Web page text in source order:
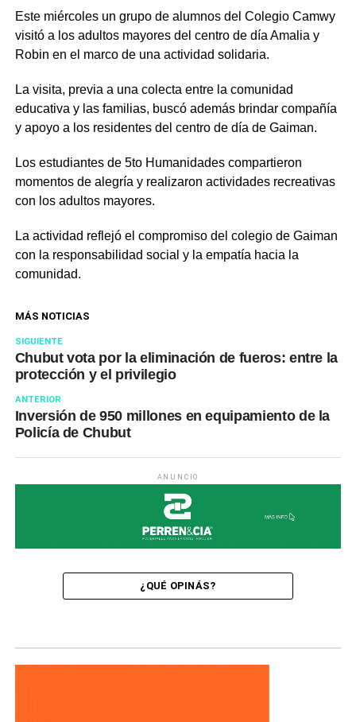
Este miércoles un grupo de alumnos del Colegio Camwy
visitó a los adultos mayores del centro de día Amalia y
Robin en el marco de una actividad solidaria.
La visita, previa a una colecta entre la comunidad
educativa y las familias, buscó además brindar compañía
y apoyo a los residentes del centro de día de Gaiman.
Los estudiantes de 5to Humanidades compartieron
momentos de alegría y realizaron actividades recreativas
con los adultos mayores.
La actividad reflejó el compromiso del colegio de Gaiman
con la responsabilidad social y la empatía hacia la
comunidad.
MÁS NOTICIAS
SIGUIENTE
Chubut vota por la eliminación de fueros: entre la
protección y el privilegio
ANTERIOR
Inversión de 950 millones en equipamiento de la
Policía de Chubut
ANUNCIO
¿QUÉ OPINÁS?